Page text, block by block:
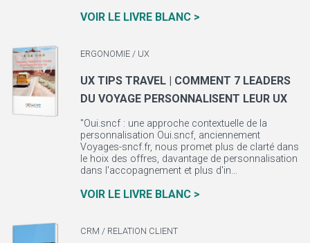
VOIR LE LIVRE BLANC >
ERGONOMIE / UX
UX TIPS TRAVEL | COMMENT 7 LEADERS
DU VOYAGE PERSONNALISENT LEUR UX
"Oui.sncf : une approche contextuelle de la
personnalisation Oui.sncf, anciennement
Voyages-sncf.fr, nous promet plus de clarté dans
le hoix des offres, davantage de personnalisation
dans l'accopagnement et plus d'in...
VOIR LE LIVRE BLANC >
CRM / RELATION CLIENT